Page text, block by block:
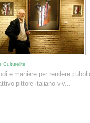
Culturelite
e maniere per rendere
pittore italiano viv...